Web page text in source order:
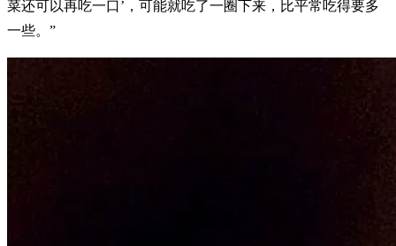
菜还可以再吃一口’，可能就吃了一圈下来，比平常吃得要多
一些。”